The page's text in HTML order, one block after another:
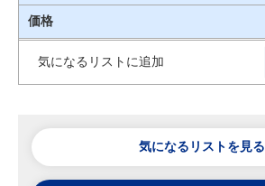
価格
気になるリストに追加
気になるリストを見る